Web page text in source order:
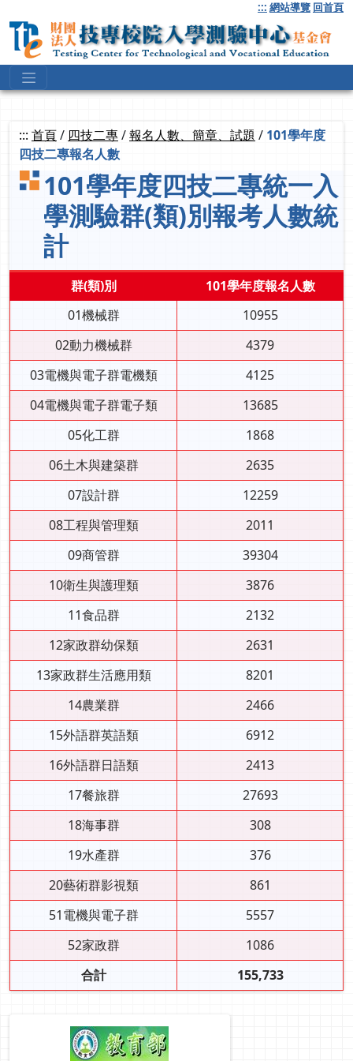
到
要
::: 網站導覽 回首頁
::: 首頁/ 四技二專/報名人數、簡章、試題 / 101學年度
四技二專報名人數
101學年度四技二專統一入
學測驗群(類)別報考人數統
計
群(類)別
101學年度報名人數
01機械群
10955
02動力機械群
4379
03電機與電子群電機類
4125
04電機與電子群電子類
13685
05化工群
1868
06土木與建築群
2635
07設計群
12259
08工程與管理類
2011
09商管群
39304
10衛生與護理類
3876
11食品群
2132
12家政群幼保類
2631
13家政群生活應用類
8201
14農業群
2466
15外語群英語類
6912
16外語群日語類
2413
17餐旅群
27693
18海事群
308
19水產群
376
20藝術群影視類
861
51電機與電子群
5557
52家政群
1086
合計
155,733